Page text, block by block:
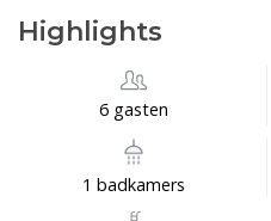
Highlights
6 gasten
1 badkamers